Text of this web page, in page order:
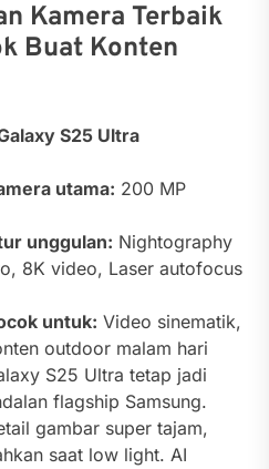
Kamera Terbaik
Buat Konten
S25 Ultra
utama: 200 MP
unggulan: Nightography
8K video, Laser autofocus
untuk: Video sinematik,
outdoor malam hari
S25 Ultra tetap jadi
flagship Samsung.
gambar super tajam,
saat low light. AI